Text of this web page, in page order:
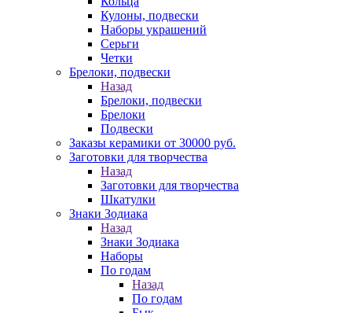
Кулоны, подвески
Наборы украшений
Серьги
Четки
Брелоки, подвески
Назад
Брелоки, подвески
Брелоки
Подвески
Заказы керамики от 30000 руб.
Заготовки для творчества
Назад
Заготовки для творчества
Шкатулки
Знаки Зодиака
Назад
Знаки Зодиака
Наборы
По годам
Назад
По годам